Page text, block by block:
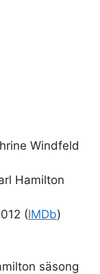
Windfeld
Hamilton
(IMDb)
säsong